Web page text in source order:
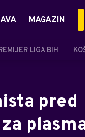
LIGA BIH
MAGAZIN
pred